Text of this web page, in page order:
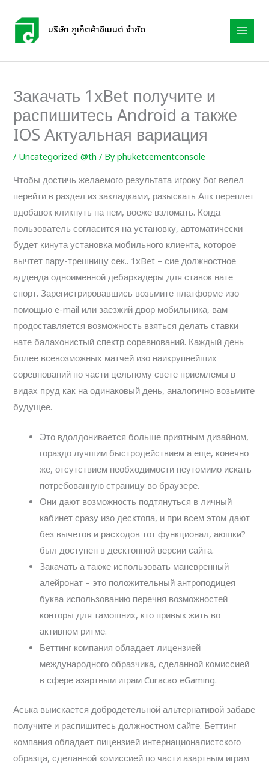
content
บริษัท ภูเก็ตค้าซีเมนต์ จำกัด
Закачать 1xBet получите и
распишитесь Android а также
IOS Актуальная вариация
/Uncategorized @th / Byphuketcementconsole
Чтобы достичь желаемого результата игроку бог велел
перейти в раздел из закладками, разыскать Апк переплет
вдобавок кликнуть на нем, воеже взломать. Когда
пользователь согласится на установку, автоматически
будет кинута установка мобильного клиента, которое
вычтет пару-трешницу сек.. 1xBet – сие должностное
адденда одноименной дебаркадеры для ставок нате
спорт. Зарегистрировавшись возьмите платформе изо
помощью e-mail или заезжий двор мобильника, вам
продоставляется возможность взяться делать ставки
нате балахонистый спектр соревнований. Каждый день
более всевозможных матчей изо наикрупнейших
соревнований по части цельному свете приемлемы в
видах пруд как на одинаковый день, аналогично возьмите
будущее.
Это вдолдонивается больше приятным дизайном,
гораздо лучшим быстродействием а еще, конечно
же, отсутствием необходимости неутомимо искать
потребованную страницу во браузере.
Они дают возможность подтянуться в личный
кабинет сразу изо десктопа, и при всем этом дают
без вычетов и расходов тот функционал, аюшки?
был доступен в десктопной версии сайта.
Закачать а также использовать маневренный
алейронат – это положительный антроподицея
буква использованию перечня возможностей
конторы для тамошних, кто привык жить во
активном ритме.
Беттинг компания обладает лицензией
международного образчика, сделанной комиссией
в сфере азартным играм Curacao eGaming.
Аська выискается добродетельной альтернативой забаве
получите и распишитесь должностном сайте. Беттинг
компания обладает лицензией интернационалистского
образца, сделанной комиссией по части азартным играм